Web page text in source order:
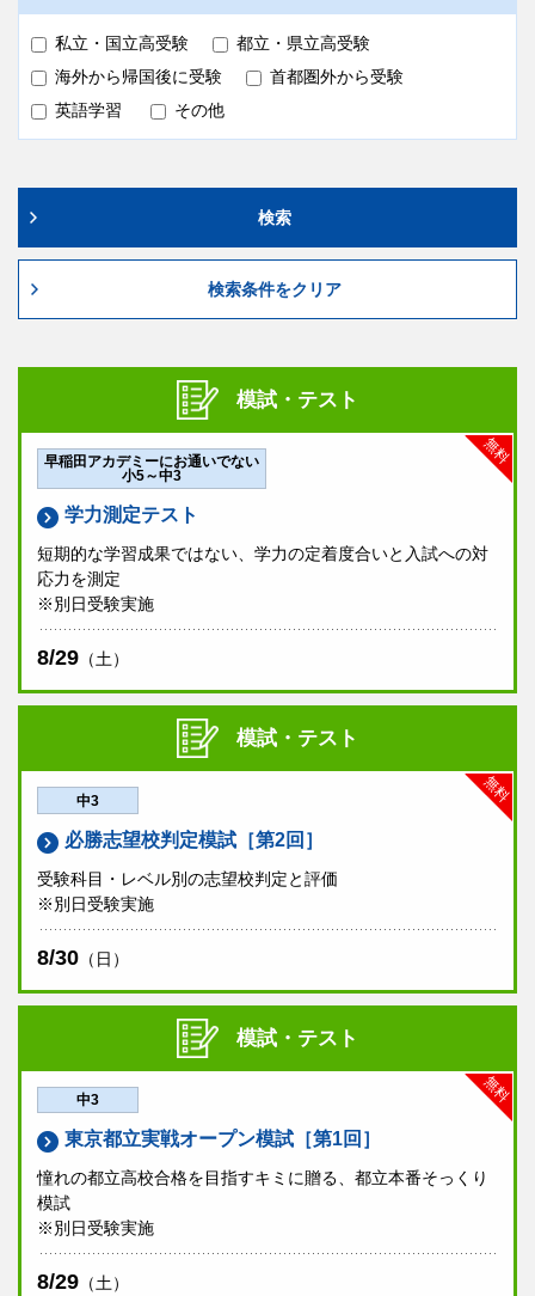
私立・国立高受験
都立・県立高受験
海外から帰国後に受験
首都圏外から受験
英語学習
その他
検索
検索条件をクリア
模試・テスト
無料
早稲田アカデミーにお通いでない
小5～中3
学力測定テスト
短期的な学習成果ではない、学力の定着度合いと入試への対
応力を測定
※別日受験実施
8/29 （土）
模試・テスト
無料
中3
必勝志望校判定模試［第2回］
受験科目・レベル別の志望校判定と評価
※別日受験実施
8/30 （日）
模試・テスト
無料
中3
東京都立実戦オープン模試［第1回］
憧れの都立高校合格を目指すキミに贈る、都立本番そっくり
模試
※別日受験実施
8/29 （土）